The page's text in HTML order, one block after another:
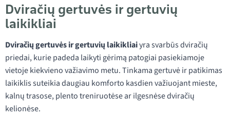
Dviračių gertuvės ir gertuvių
laikikliai
Dviračių gertuvės ir gertuvių laikikliaiyra svarbūs dviračių
priedai, kurie padeda laikyti gėrimą patogiai pasiekiamoje
vietoje kiekvieno važiavimo metu. Tinkama gertuvė ir patikimas
laikiklis suteikia daugiau komforto kasdien važiuojant mieste,
kalnų trasose, plento treniruotėse ar ilgesnėse dviračių
kelionėse.